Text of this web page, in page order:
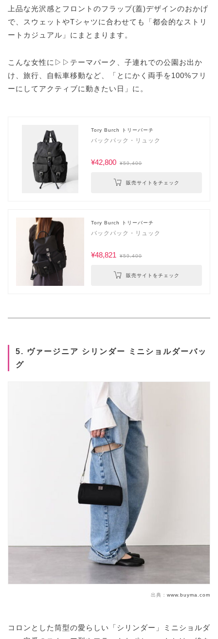
上品な光沢感とフロントのフラップ(蓋)デザインのおかげ
で、スウェットやTシャツに合わせても「都会的なストリ
ートカジュアル」にまとまります。
こんな女性に▷▷テーマパーク、子連れでの公園お出か
け、旅行、自転車移動など、「とにかく両手を100%フリ
ーにしてアクティブに動きたい日」に。
Tory Burch トリーバーチ
バックパック・リュック
¥42,800 ¥59,400
販売サイトをチェック
Tory Burch トリーバーチ
バックパック・リュック
¥48,821 ¥59,400
販売サイトをチェック
5. ヴァージニア シリンダー ミニショルダーバッ
グ
出典： www.buyma.com
コロンとした筒型の愛らしい「シリンダー」ミニショルダ